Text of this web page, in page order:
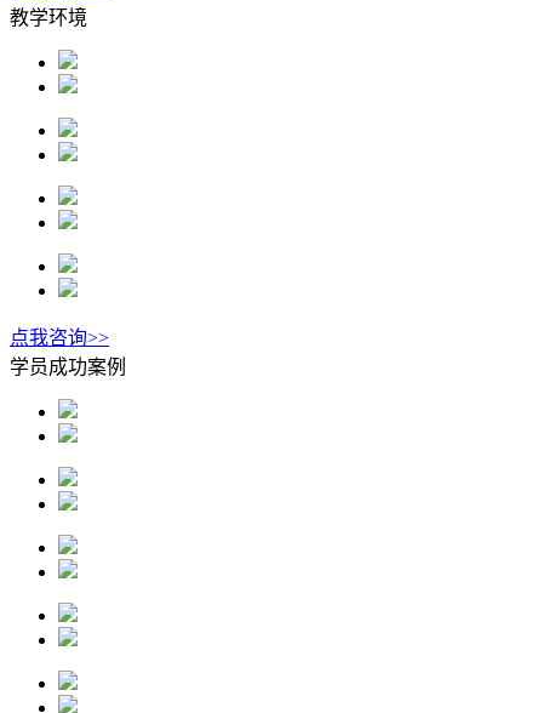
教学环境
点我咨询>>
学员成功案例